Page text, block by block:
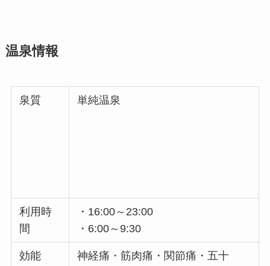
温泉情報
泉質 単純温泉
利用時
間
・16:00～23:00
・6:00～9:30
効能
神経痛・筋肉痛・関節痛・五十